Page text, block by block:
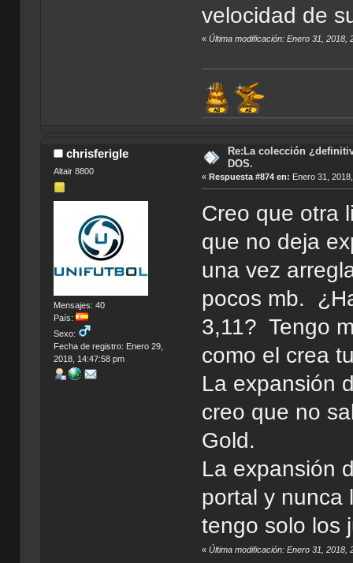
velocidad de
«Última modificación: Enero 31, 2018,
chrisferigle
Altair 8800
Mensajes: 40
País:
Sexo:
Fecha de registro: Enero 29,
2018, 14:47:58 pm
Re:La colección
DOS.
«Respuesta #874 en: Enero 31,
Creo que otra
que no deja
una vez
pocos mb.
3,11? Tengo
como el crea
La expansión
creo que no
Gold.
La expansión
portal y nunca
tengo solo los
«Última modificación: Enero 31, 2018,